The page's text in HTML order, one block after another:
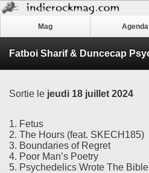
Mag Agenda
Sortie le jeudi 18 juillet 2024
1. Fetus
2. The Hours (feat. SKECH185)
3. Boundaries of Regret
4. Poor Man’s Poetry
5. Psychedelics Wrote The Bible